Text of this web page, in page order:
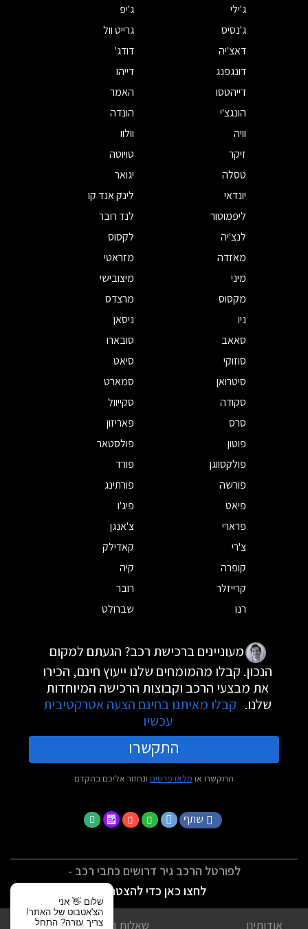
ג'ילי
ג'יפ
ג'נסיס
גרייט וול
דאצ'יה
דודג'
דונגפנג
דייהו
דייהטסו
האמר
הונגצ'י
הונדה
וויה
וולוו
זיקר
טויוטה
טסלה
יגואר
יונדאי
לינק אנד קו
ליפמוטור
לנד רובר
לנצ'יה
לקסוס
מאזדה
מזראטי
מיני
מיצובישי
מקסוס
מרצדס
ניו
ניסאן
סאאב
סובארו
סוזוקי
סיאט
סיטרואן
סמארט
סקודה
סקייוול
סרס
פאריזון
פוטון
פולסטאר
פולקסווגן
פורד
פורשה
פורתינג
פיאט
פיג'ו
פרארי
צ'אנגן
צ'רי
קאדילק
קופרה
קיה
קרייזלר
רובר
רנו
שברולט
מעוניינים ברכישת רכב? הגעתם למקום
הנכון. קבלו מהמומחים שלנו ייעוץ חינם, הכירו
את מבצעי הרכב וקבוצות הרכישה המיוחדות
שלנו. קבלו מאיתנו בחינם הצעה אטרקטיבית
עכשיו
התקשרו
התקשרו או מלאו פרטים ונחזור אליכם בהקדם
שתף
לפורטל הרכב גיר דרושים כתבי רכב -
לחצו כאן כדי להצטרף
אודותינו שאלות נפוצות
שלום 👋 אני
הצ'אטבוט של האתר!
צריך עזרה? התחל